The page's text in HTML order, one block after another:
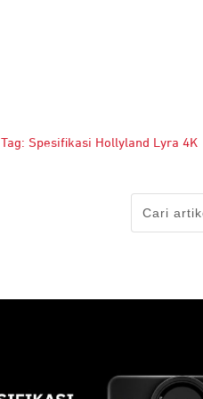
Tag: Spesifikasi Hollyland Lyra 4K